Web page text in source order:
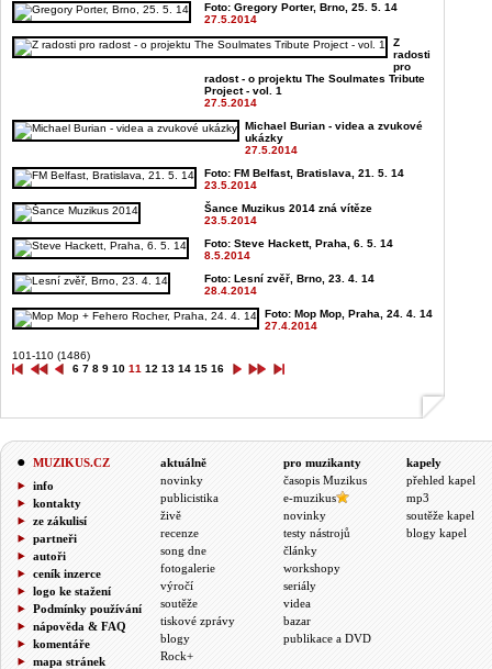
Foto: Gregory Porter, Brno, 25. 5. 14
27.5.2014
Z
radosti
pro
radost - o projektu The Soulmates Tribute
Project - vol. 1
27.5.2014
Michael Burian - videa a zvukové
ukázky
27.5.2014
Foto: FM Belfast, Bratislava, 21. 5. 14
23.5.2014
Šance Muzikus 2014 zná vítěze
23.5.2014
Foto: Steve Hackett, Praha, 6. 5. 14
8.5.2014
Foto: Lesní zvěř, Brno, 23. 4. 14
28.4.2014
Foto: Mop Mop, Praha, 24. 4. 14
27.4.2014
101-110 (1486)
6 7 8 9 10 11 12 13 14 15 16
MUZIKUS.CZ
info
kontakty
ze zákulisí
partneři
autoři
ceník inzerce
logo ke stažení
Podmínky používání
nápověda & FAQ
komentáře
mapa stránek
aktuálně
novinky
publicistika
živě
recenze
song dne
fotogalerie
výročí
soutěže
tiskové zprávy
blogy
Rock+
pro muzikanty
časopis Muzikus
e-muzikus
novinky
testy nástrojů
články
workshopy
seriály
videa
bazar
publikace a DVD
kapely
přehled kapel
mp3
soutěže kapel
blogy kapel